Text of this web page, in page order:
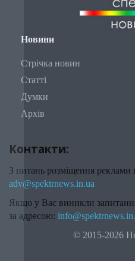
Новини
Стрічка новин
Статті
Думки
Архів
Контакти:
З питань розміщення реклами
adv@spektrnews.in.ua
Якщо у Вас виникли
за адресою:
© 2015-2026